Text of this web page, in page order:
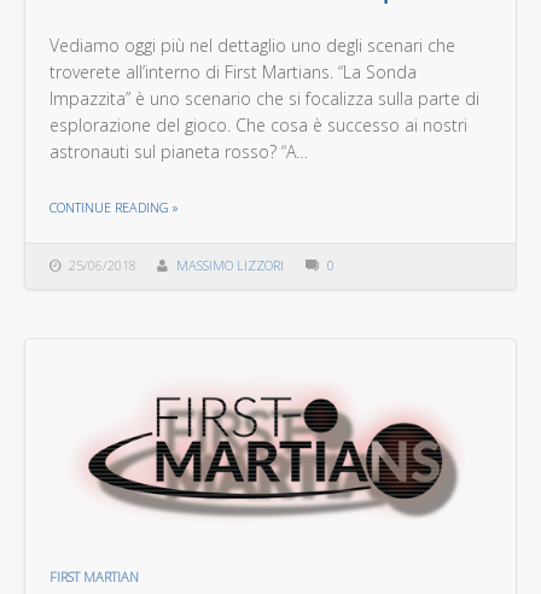
25/06/2018 MASSIMO LIZZORI 0
Vediamo oggi più nel dettaglio uno degli scenari che
troverete all’interno di First Martians. “La Sonda
Impazzita” è uno scenario che si focalizza sulla parte di
esplorazione del gioco. Che cosa è successo ai nostri
astronauti sul pianeta rosso? “A…
CONTINUE READING »
FIRST MARTIAN